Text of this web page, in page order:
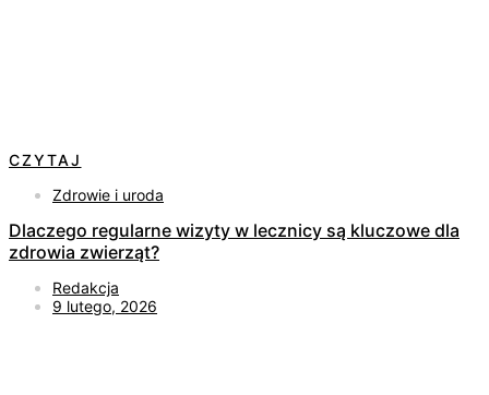
CZYTAJ
Zdrowie i uroda
Dlaczego regularne wizyty w lecznicy są kluczowe dla
zdrowia zwierząt?
Redakcja
9 lutego, 2026